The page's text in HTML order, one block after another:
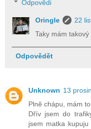
Odpovědi
Oringle
22
Taky mám
Odpovědět
Unknown 13
Plně chápu, mám to
Dřív jsem do
jsem matka